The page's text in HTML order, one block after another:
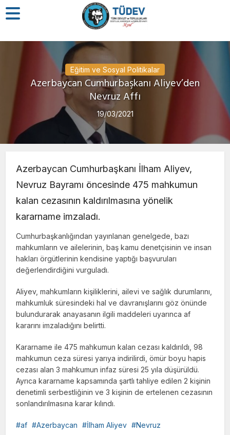
Eğitim ve Sosyal Politikalar
Azerbaycan Cumhurbaşkanı Aliyev’den
Nevruz Affı
19/03/2021
Azerbaycan Cumhurbaşkanı İlham Aliyev,
Nevruz Bayramı öncesinde 475 mahkumun
kalan cezasının kaldırılmasına yönelik
kararname imzaladı.
Cumhurbaşkanlığından yayınlanan genelgede, bazı
mahkumların ve ailelerinin, baş kamu denetçisinin ve insan
hakları örgütlerinin kendisine yaptığı başvuruları
değerlendirdiğini vurguladı.
Aliyev, mahkumların kişiliklerini, ailevi ve sağlık durumlarını,
mahkumluk süresindeki hal ve davranışlarını göz önünde
bulundurarak anayasanın ilgili maddeleri uyarınca af
kararını imzaladığını belirtti.
Kararname ile 475 mahkumun kalan cezası kaldırıldı, 98
mahkumun ceza süresi yarıya indirilirdi, ömür boyu hapis
cezası alan 3 mahkumun infaz süresi 25 yıla düşürüldü.
Ayrıca kararname kapsamında şartlı tahliye edilen 2 kişinin
denetimli serbestliğinin ve 3 kişinin de ertelenen cezasının
sonlandırılmasına karar kılındı.
af Azerbaycan İlham Aliyev Nevruz